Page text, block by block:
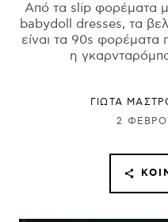
Από τα slip φορέματα
babydoll dresses, τα
είναι τα 90s φορέματα
η
ΓΙΩΤΑ
2